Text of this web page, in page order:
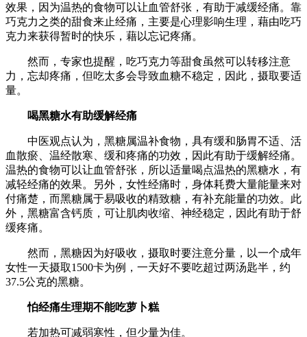
效果，因为温热的食物可以让血管舒张，有助于减缓经痛。靠
巧克力之类的甜食来止经痛，主要是心理影响生理，藉由吃巧
克力来获得暂时的快乐，藉以忘记疼痛。
然而，专家也提醒，吃巧克力等甜食虽然可以转移注意
力，忘却疼痛，但吃太多会导致血糖不稳定，因此，摄取要适
量。
喝黑糖水有助缓解经痛
中医观点认为，黑糖属温补食物，具有缓和肠胃不适、活
血散瘀、温经散寒、缓和疼痛的功效，因此有助于缓解经痛。
温热的食物可以让血管舒张，所以适量喝点温热的黑糖水，有
减轻经痛的效果。另外，女性经痛时，身体耗费大量能量来对
付痛楚，而黑糖属于易吸收的精致糖，有补充能量的功效。此
外，黑糖富含钙质，可让肌肉收缩、神经稳定，因此有助于舒
缓疼痛。
然而，黑糖因为好吸收，摄取时要注意分量，以一个成年
女性一天摄取1500卡为例，一天好不要吃超过两汤匙半，约
37.5公克的黑糖。
怕经痛生理期不能吃萝卜糕
若加热可减弱寒性，但少量为佳。